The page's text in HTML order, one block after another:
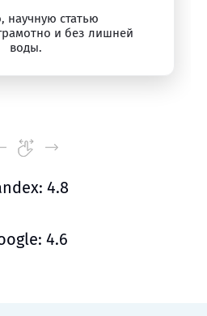
научную статью
и без лишней
воды.
4.8
4.6